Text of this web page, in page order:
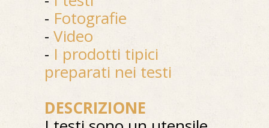
- Fotografie
- Video
- I prodotti tipici
preparati nei testi
DESCRIZIONE